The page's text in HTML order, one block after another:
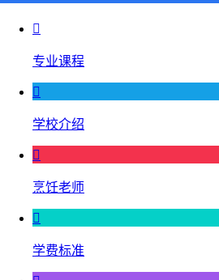

专业课程

学校介绍

烹饪老师

学费标准